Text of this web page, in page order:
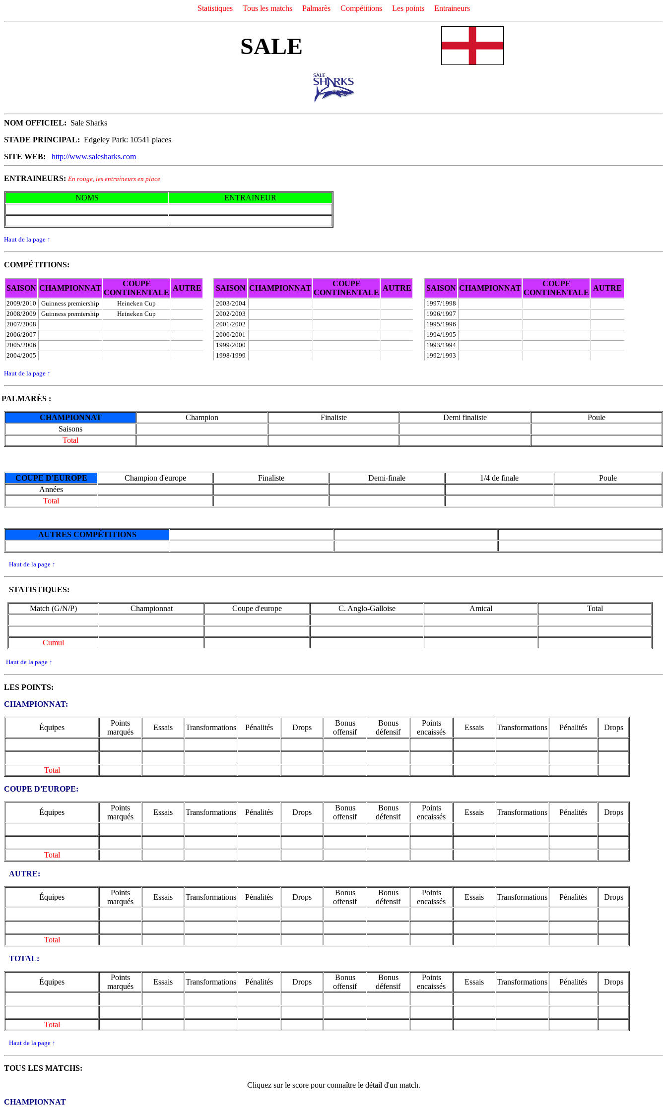
Statistiques Tous les matchs Palmarès Compétitions Les points Entraineurs
SALE
NOM OFFICIEL: Sale Sharks
STADE PRINCIPAL: Edgeley Park: 10541 places
SITE WEB:
http://www.salesharks.com
ENTRAINEURS: En rouge, les entraineurs en place
NOMS ENTRAINEUR
Haut de la page ↑
COMPÉTITIONS:
SAISON CHAMPIONNAT
COUPE
CONTINENTALE
AUTRE SAISON CHAMPIONNAT
COUPE
CONTINENTALE
AUTRE SAISON CHAMPIONNAT
COUPE
CONTINENTALE
AUTRE
2009/2010 Guinness premiership Heineken Cup 2003/2004
1997/1998
2008/2009
Guinness premiership Heineken Cup 2002/2003
1996/1997
2007/2008
2001/2002
1995/1996
2006/2007
2000/2001
1994/1995
2005/2006
1999/2000
1993/1994
2004/2005
1998/1999 1992/1993
Haut de la page ↑
PALMARÈS :
CHAMPIONNAT Champion Finaliste Demi finaliste
Poule
Saisons
Total
COUPE D'EUROPE Champion d'europe Finaliste Demi-finale 1/4 de finale
Poule
Années
Total
AUTRES COMPÉTITIONS
Haut de la page ↑
STATISTIQUES:
Match (G/N/P) Championnat Coupe d'europe C. Anglo-Galloise Amical Total
Cumul
Haut de la page ↑
LES POINTS:
CHAMPIONNAT:
Équipes
Points
marqués
Essais Transformations Pénalités Drops
Bonus
offensif
Bonus
défensif
Points
encaissés
Essais Transformations Pénalités Drops
Total
COUPE D'EUROPE:
Équipes
Points
marqués
Essais Transformations Pénalités Drops
Bonus
offensif
Bonus
défensif
Points
encaissés
Essais Transformations Pénalités Drops
Total
AUTRE:
Équipes
Points
marqués
Essais Transformations Pénalités Drops
Bonus
offensif
Bonus
défensif
Points
encaissés
Essais Transformations Pénalités Drops
Total
TOTAL:
Équipes
Points
marqués
Essais Transformations Pénalités Drops
Bonus
offensif
Bonus
défensif
Points
encaissés
Essais Transformations Pénalités Drops
Total
Haut de la page ↑
TOUS LES MATCHS:
Cliquez sur le score pour connaître le détail d'un match.
CHAMPIONNAT